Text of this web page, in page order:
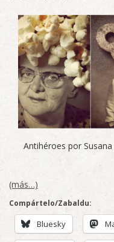
Antihéroes por
(más…)
Compártelo/Zabaldu:
Bluesky